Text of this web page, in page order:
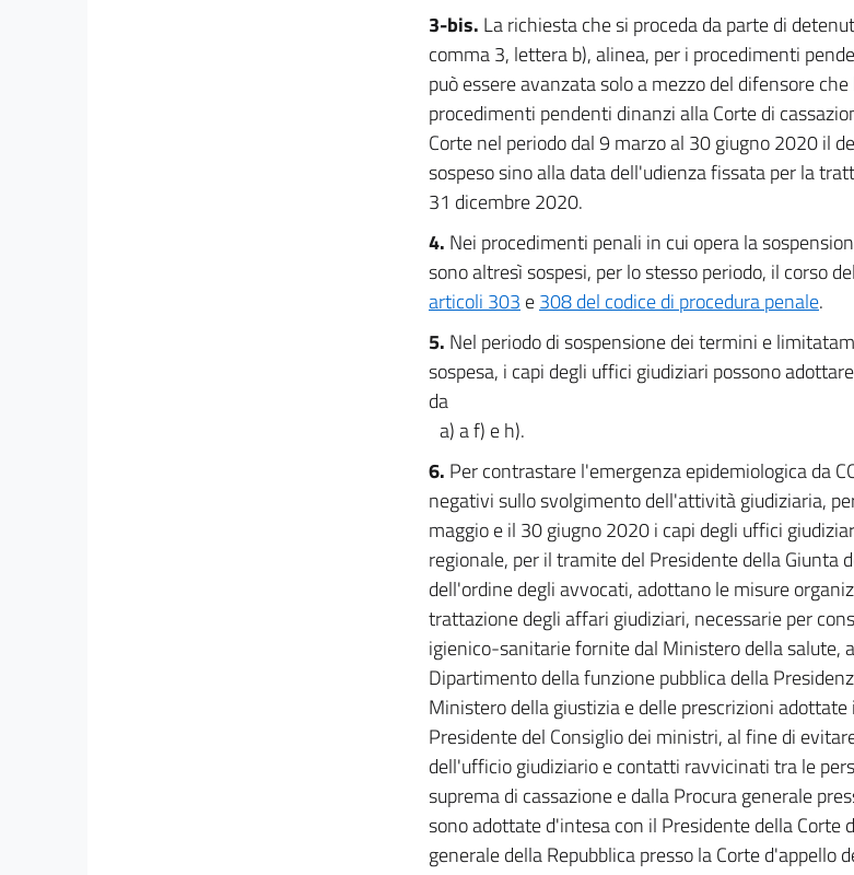
3-bis. La richiesta che si proceda da parte di
comma 3, lettera b), alinea, per i procedimenti
può essere avanzata solo a mezzo del difensore
procedimenti pendenti dinanzi alla Corte di
Corte nel periodo dal 9 marzo al 30 giugno 2020 il
sospeso sino alla data dell'udienza fissata per la
31 dicembre 2020.
4. Nei procedimenti penali in cui opera la
sono altresì sospesi, per lo stesso periodo, il corso
articoli 303 e308 del codice di procedura penale.
5. Nel periodo di sospensione dei termini e
sospesa, i capi degli uffici giudiziari possono
da
a) a f) e h).
6. Per contrastare l'emergenza epidemiologica da
negativi sullo svolgimento dell'attività giudiziaria,
maggio e il 30 giugno 2020 i capi degli uffici
regionale, per il tramite del Presidente della Giunta
dell'ordine degli avvocati, adottano le misure
trattazione degli affari giudiziari, necessarie per
igienico-sanitarie fornite dal Ministero della salute,
Dipartimento della funzione pubblica della
Ministero della giustizia e delle prescrizioni
Presidente del Consiglio dei ministri, al fine di
dell'ufficio giudiziario e contatti ravvicinati tra le
suprema di cassazione e dalla Procura generale
sono adottate d'intesa con il Presidente della Corte
generale della Repubblica presso la Corte d'appello